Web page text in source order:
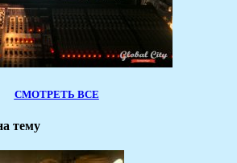
СМОТРЕТЬ ВСЕ
тему